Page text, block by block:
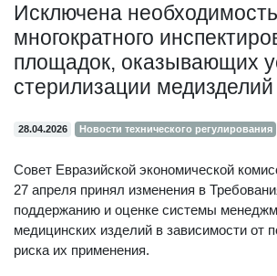
Исключена необходимость
многократного
площадок, оказывающих
стерилизации медизделий
28.04.2026 Новости технического регулирования
Совет Евразийской экономической
27 апреля принял изменения в
поддержанию и оценке системы
медицинских изделий в зависимости от
риска их применения.